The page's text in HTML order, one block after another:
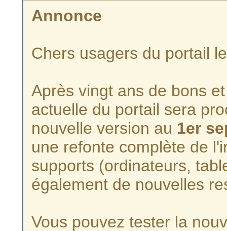
Annonce
Chers usagers du portail
Après vingt ans de bons
actuelle du portail sera
nouvelle version au 1er
une refonte complète de
supports (ordinateurs,
également de nouvelles
Vous pouvez tester la